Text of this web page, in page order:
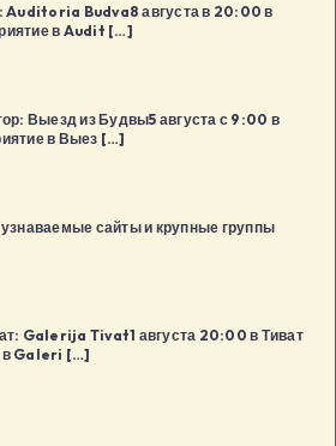
Auditoria Budva8 августа в 20:00 в
в Audit […]
Выезд из Будвы5 августа с 9:00 в
в Выез […]
сайты и крупные группы
Galerija Tivat1 августа 20:00 в Тиват
в Galeri […]